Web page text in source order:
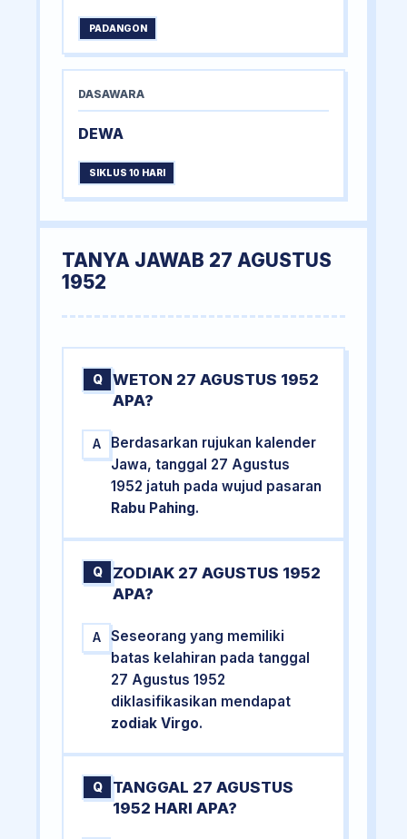
PADANGON
DASAWARA
DEWA
SIKLUS 10 HARI
TANYA JAWAB 27 AGUSTUS
1952
Q
WETON 27 AGUSTUS 1952
APA?
A
Berdasarkan rujukan kalender
Jawa, tanggal 27 Agustus
1952 jatuh pada wujud pasaran
Rabu Pahing.
Q
ZODIAK 27 AGUSTUS 1952
APA?
A
Seseorang yang memiliki
batas kelahiran pada tanggal
27 Agustus 1952
diklasifikasikan mendapat
zodiak Virgo.
Q
TANGGAL 27 AGUSTUS
1952 HARI APA?